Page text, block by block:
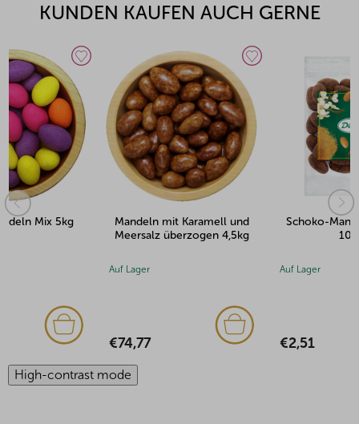
KUNDEN KAUFEN AUCH GERNE
Mandeln mit Karamell und
Meersalz überzogen 4,5kg
€74,77
Schoko-Mandeln Tiramisu
€2,51
High-contrast mode